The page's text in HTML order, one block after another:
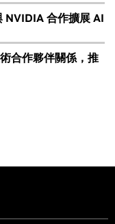
NVIDIA 合作擴展 AI
合作夥伴關係，推